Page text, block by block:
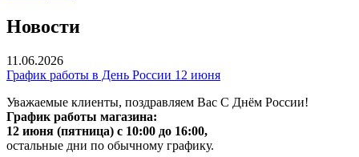
Новости
11.06.2026
График работы в День России 12 июня
Уважаемые клиенты, поздравляем Вас С Днём России!
График работы магазина:
12 июня (пятница) с 10:00 до 16:00,
остальные дни по обычному графику.